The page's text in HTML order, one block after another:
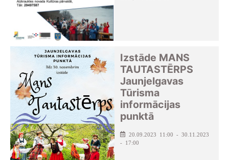
Izstāde MANS
TAUTASTĒRPS
Jaunjelgavas
Tūrisma
informācijas
punktā
20.09.2023 11:00 - 30.11.2023
- 17:00